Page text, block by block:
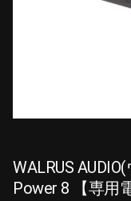
WALRUS
Power 8 【専用